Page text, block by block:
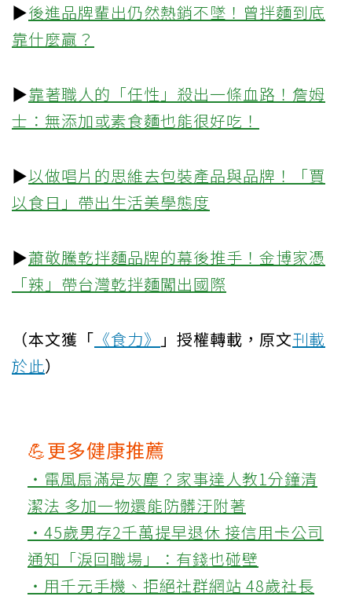
▶後進品牌輩出仍然熱銷不墜！曾拌麵到底
靠什麼贏？
▶靠著職人的「任性」殺出一條血路！詹姆
士：無添加或素食麵也能很好吃！
▶以做唱片的思維去包裝產品與品牌！「賈
以食日」帶出生活美學態度
▶蕭敬騰乾拌麵品牌的幕後推手！金博家憑
「辣」帶台灣乾拌麵闖出國際
（本文獲「 《食力》 」授權轉載，原文刊載
於此）
💪更多健康推薦
‧電風扇滿是灰塵？家事達人教1分鐘清
潔法 多加一物還能防髒汙附著
‧45歲男存2千萬提早退休 接信用卡公司
通知「淚回職場」：有錢也碰壁
‧用千元手機、拒絕社群網站 48歲社長